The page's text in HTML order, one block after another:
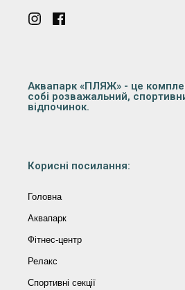
Аквапарк «ПЛЯЖ» - це
собі розважальний,
відпочинок.
Корисні посилання:
Головна
Аквапарк
Фітнес-центр
Релакс
Спортивні секції